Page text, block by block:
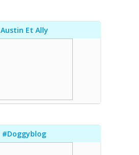
Austin Et Ally
#doggyblog